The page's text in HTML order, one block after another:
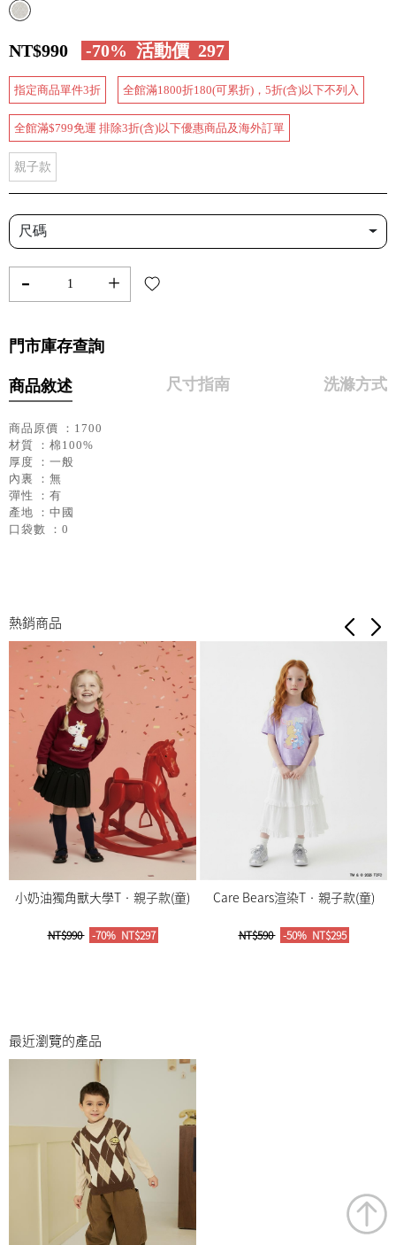
NT$990 -70% 活動價 297
指定商品單件3折 全館滿1800折180(可累折)，5折(含)以下不列入
全館滿$799免運 排除3折(含)以下優惠商品及海外訂單
親子款
尺碼
- +
門市庫存查詢
商品敘述 尺寸指南 洗滌方式
商品原價 ：1700
材質 ：棉100%
厚度 ：一般
內裏 ：無
彈性 ：有
產地 ：中國
口袋數 ：0
熱銷商品
小奶油獨角獸大學T‧親子款(童)
NT$990 -70% NT$297
Care Bears渲染T‧親子款(童)
NT$590 -50% NT$295
最近瀏覽的產品